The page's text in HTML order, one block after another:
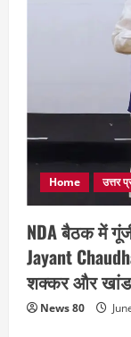
Home उत्तर
NDA बैठक में
Jayant
शक्कर और खांड
News 80